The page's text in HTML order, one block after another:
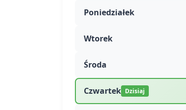
Poniedziałek
Wtorek
Środa
Czwartek Dzisiaj